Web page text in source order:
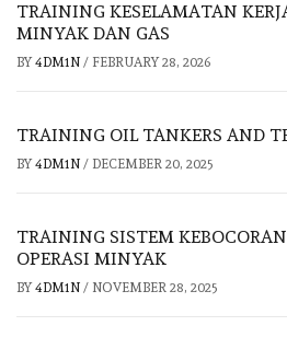
TRAINING KESELAMATAN
MINYAK DAN GAS
BY 4DM1N / FEBRUARY 28, 2026
TRAINING OIL TANKERS AND
BY 4DM1N / DECEMBER 20, 2025
TRAINING SISTEM
OPERASI MINYAK
BY 4DM1N / NOVEMBER 28, 2025